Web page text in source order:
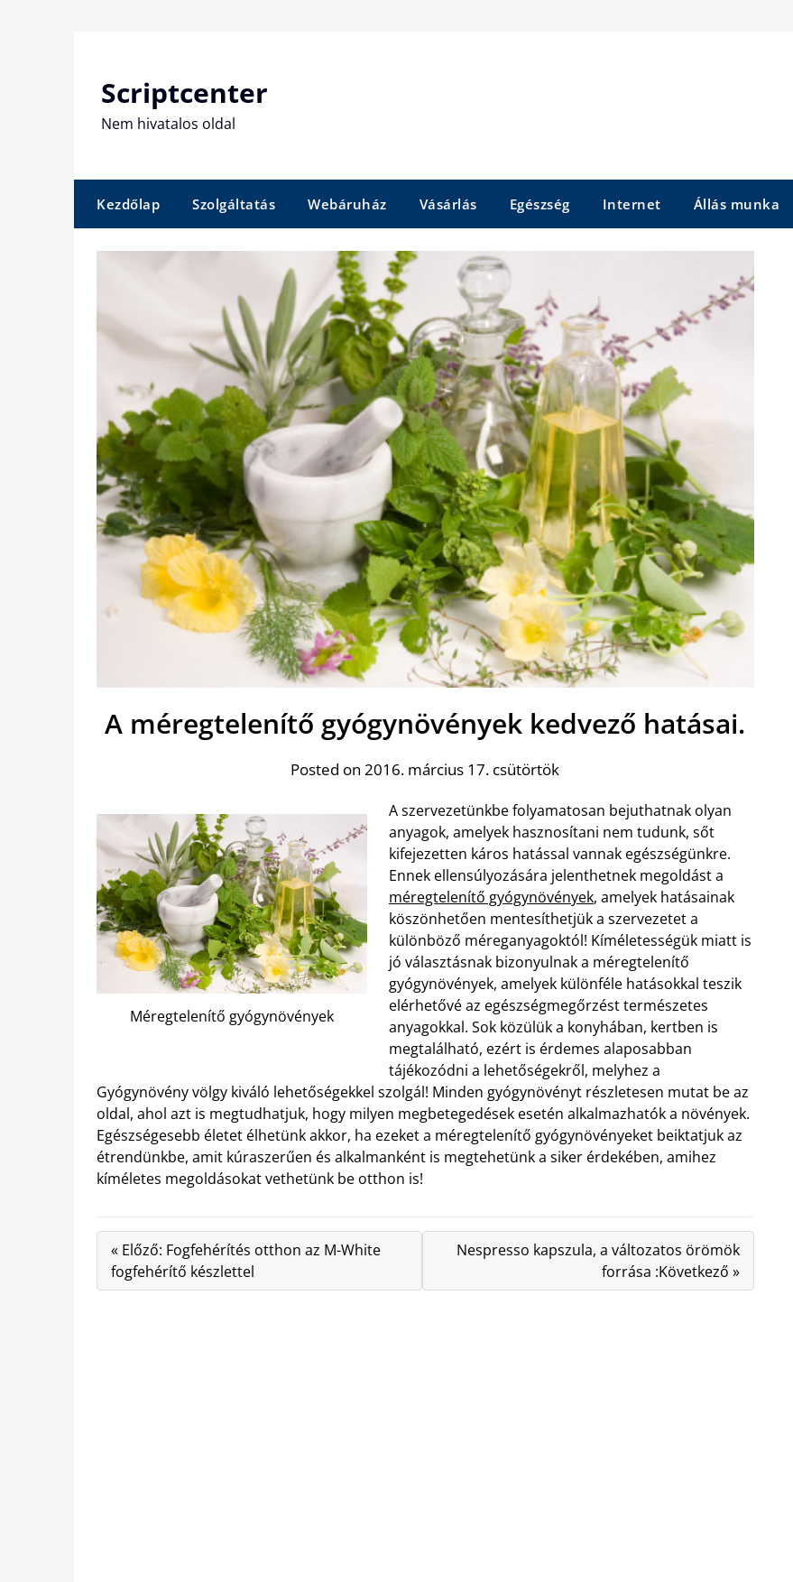
Scriptcenter
Nem hivatalos oldal
Kezdőlap Szolgáltatás Webáruház Vásárlás Egészség Internet Állás munka
A méregtelenítő gyógynövények kedvező hatásai.
Posted on 2016. március 17. csütörtök
Méregtelenítő gyógynövények
A szervezetünkbe folyamatosan bejuthatnak olyan
anyagok, amelyek hasznosítani nem tudunk, sőt
kifejezetten káros hatással vannak egészségünkre.
Ennek ellensúlyozására jelenthetnek megoldást a
méregtelenítő gyógynövények, amelyek hatásainak
köszönhetően mentesíthetjük a szervezetet a
különböző méreganyagoktól! Kíméletességük miatt is
jó választásnak bizonyulnak a méregtelenítő
gyógynövények, amelyek különféle hatásokkal teszik
elérhetővé az egészségmegőrzést természetes
anyagokkal. Sok közülük a konyhában, kertben is
megtalálható, ezért is érdemes alaposabban
tájékozódni a lehetőségekről, melyhez a
Gyógynövény völgy kiváló lehetőségekkel szolgál! Minden gyógynövényt részletesen mutat be az
oldal, ahol azt is megtudhatjuk, hogy milyen megbetegedések esetén alkalmazhatók a növények.
Egészségesebb életet élhetünk akkor, ha ezeket a méregtelenítő gyógynövényeket beiktatjuk az
étrendünkbe, amit kúraszerűen és alkalmanként is megtehetünk a siker érdekében, amihez
kíméletes megoldásokat vethetünk be otthon is!
« Előző: Fogfehérítés otthon az M-White
fogfehérítő készlettel
Nespresso kapszula, a változatos örömök
forrása :Következő »